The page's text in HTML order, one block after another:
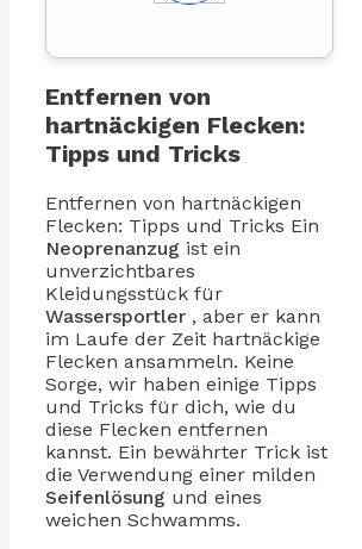
Entfernen von
hartnäckigen Flecken:
Tipps und Tricks
Entfernen von hartnäckigen
Flecken: Tipps und Tricks Ein
Neoprenanzug ist ein
unverzichtbares
Kleidungsstück für
Wassersportler , aber er kann
im Laufe der Zeit hartnäckige
Flecken ansammeln. Keine
Sorge, wir haben einige Tipps
und Tricks für dich, wie du
diese Flecken entfernen
kannst. Ein bewährter Trick ist
die Verwendung einer milden
Seifenlösung und eines
weichen Schwamms.